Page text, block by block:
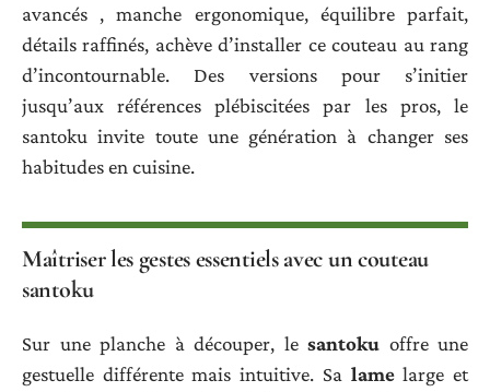
avancés , manche ergonomique, équilibre parfait,
détails raffinés, achève d’installer ce couteau au rang
d’incontournable. Des versions pour s’initier
jusqu’aux références plébiscitées par les pros, le
santoku invite toute une génération à changer ses
habitudes en cuisine.
Maîtriser les gestes essentiels avec un couteau
santoku
Sur une planche à découper, le santoku offre une
gestuelle différente mais intuitive. Sa lamelarge et